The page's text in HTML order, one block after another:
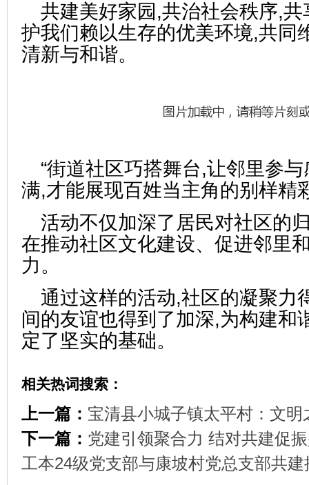
共建美好家园,共治社会秩序,
护我们赖以生存的优美环境,共同
清新与和谐。
“街道社区巧搭舞台,让邻里参
满,才能展现百姓当主角的别样精
活动不仅加深了居民对社区的
在推动社区文化建设、促进邻里
力。
通过这样的活动,社区的凝聚力
间的友谊也得到了加深,为构建和
定了坚实的基础。
相关热词搜索：
上一篇： 宝清县小城子镇太平村：文
下一篇： 党建引领聚合力 结对共建促
工本24级党支部与康坡村党总支部共